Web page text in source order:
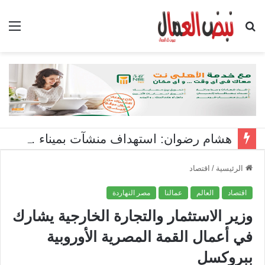
بحث
الرئيسية / اقتصاد
اقتصاد العالم عمالنا مصر النهاردة
وزير الاستثمار والتجارة الخارجية يشارك
في أعمال القمة المصرية الأوروبية
ببروكسل